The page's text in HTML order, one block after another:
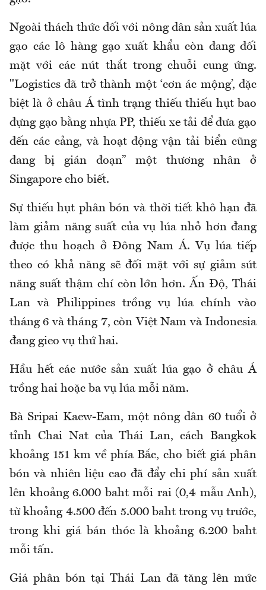
Ngoài thách thức đối với nông dân sản xuất lúa
gạo các lô hàng gạo xuất khẩu còn đang đối
mặt với các nút thắt trong chuỗi cung ứng.
"Logistics đã trở thành một ‘cơn ác mộng’, đặc
biệt là ở châu Á tình trạng thiếu thiếu hụt bao
đựng gạo bằng nhựa PP, thiếu xe tải để đưa gạo
đến các cảng, và hoạt động vận tải biển cũng
đang bị gián đoạn” một thương nhân ở
Singapore cho biết.
Sự thiếu hụt phân bón và thời tiết khô hạn đã
làm giảm năng suất của vụ lúa nhỏ hơn đang
được thu hoạch ở Đông Nam Á. Vụ lúa tiếp
theo có khả năng sẽ đối mặt với sự giảm sút
năng suất thậm chí còn lớn hơn. Ấn Độ, Thái
Lan và Philippines trồng vụ lúa chính vào
tháng 6 và tháng 7, còn Việt Nam và Indonesia
đang gieo vụ thứ hai.
Hầu hết các nước sản xuất lúa gạo ở châu Á
trồng hai hoặc ba vụ lúa mỗi năm.
Bà Sripai Kaew-Eam, một nông dân 60 tuổi ở
tỉnh Chai Nat của Thái Lan, cách Bangkok
khoảng 151 km về phía Bắc, cho biết giá phân
bón và nhiên liệu cao đã đẩy chi phí sản xuất
lên khoảng 6.000 baht mỗi rai (0,4 mẫu Anh),
từ khoảng 4.500 đến 5.000 baht trong vụ trước,
trong khi giá bán thóc là khoảng 6.200 baht
mỗi tấn.
Giá phân bón tại Thái Lan đã tăng lên mức